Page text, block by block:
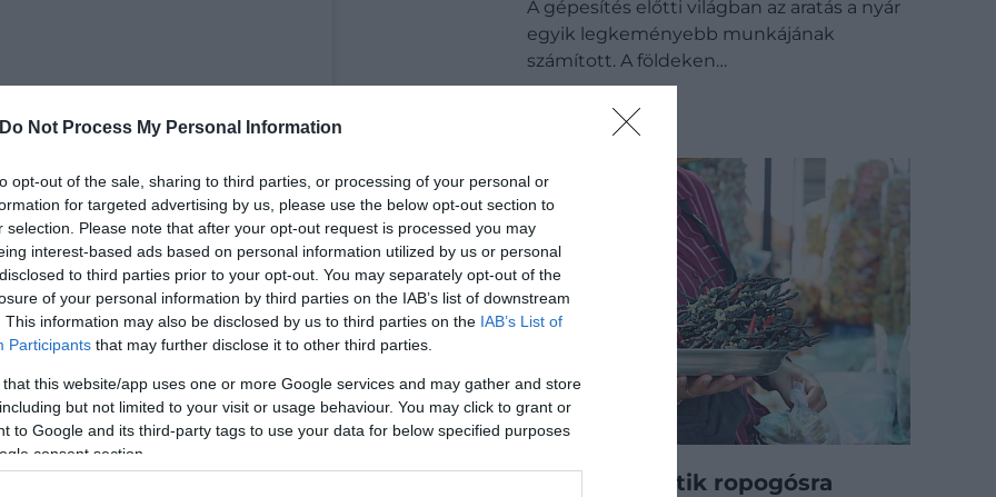
Do Not Process My Personal Information
opt-out of the sale, sharing to third parties, or processing of your personal or
for targeted advertising by us, please use the below opt-out section to
selection. Please note that after your opt-out request is processed you may
interest-based ads based on personal information utilized by us or personal
to third parties prior to your opt-out. You may separately opt-out of the
of your personal information by third parties on the IAB’s list of downstream
This information may also be disclosed by us to third parties on the IAB’s List of
Participants that may further disclose it to other third parties.
that this website/app uses one or more Google services and may gather and store
but not limited to your visit or usage behaviour. You may click to grant or
to Google and its third-party tags to use your data for below specified purposes
consent section.
on Instagram
A gépesítés előtti világban az aratás a nyár
egyik legkeményebb munkájának
számított. A földeken…
Egészben sütik ropogósra